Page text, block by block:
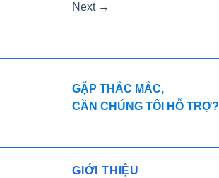
Next →
GẶP THẮC MẮC,
CẦN CHÚNG TÔI HỖ TRỢ?
GIỚI THIỆU